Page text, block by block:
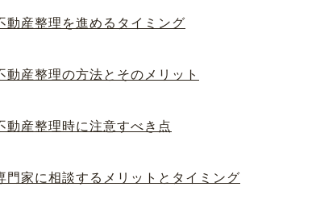
動産整理を進めるタイミング
動産整理の方法とそのメリット
動産整理時に注意すべき点
門家に相談するメリットとタイミング